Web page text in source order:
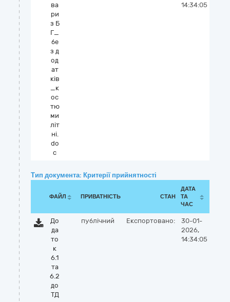
ва
ри
з Б
Г_
бе
з д
од
ат
ків
_к
ос
тю
ми
літ
ні.
do
c
14:34:05
Тип документа: Критерії прийнятності
ФАЙЛ ПРИВАТНІСТЬ СТАН
ДАТА
ТА
ЧАС
До
да
то
к
6.1
та
6.2
до
ТД
публічний Експортовано:
30-01-
2026,
14:34:05